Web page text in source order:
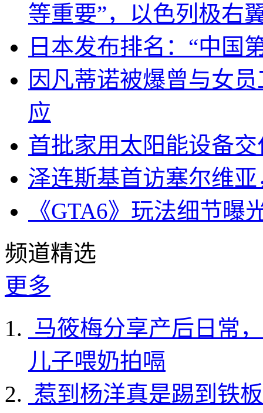
等重要”，以色列极右
日本发布排名：“中国
因凡蒂诺被爆曾与女
应
首批家用太阳能设备
泽连斯基首访塞尔维
《GTA6》玩法细节
频道精选
更多
马筱梅分享产后日常
儿子喂奶拍嗝
惹到杨洋真是踢到铁